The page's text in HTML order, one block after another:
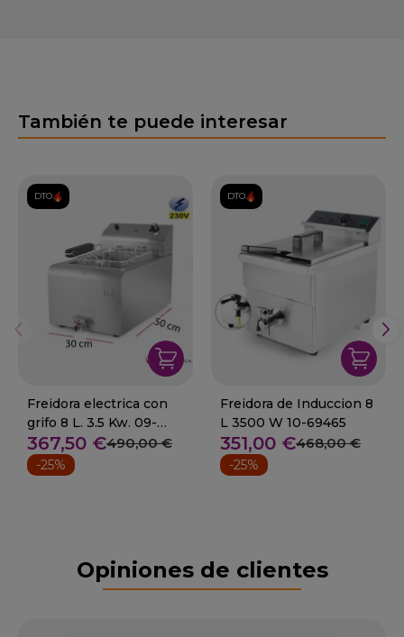
También te puede interesar
DTO.
Freidora electrica con
grifo 8 L. 3.5 Kw. 09-
FD8L300
367,50 €490,00 €
-25%
DTO.
Freidora de Induccion 8
L 3500 W 10-69465
351,00 €468,00 €
-25%
Opiniones de clientes